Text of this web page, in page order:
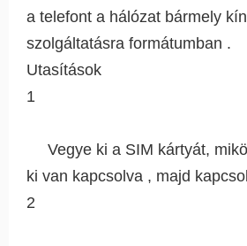
a telefont a hálózat bármely
szolgáltatásra formátumban .
Utasítások
1
Vegye ki a SIM kártyát,
ki van kapcsolva , majd
2